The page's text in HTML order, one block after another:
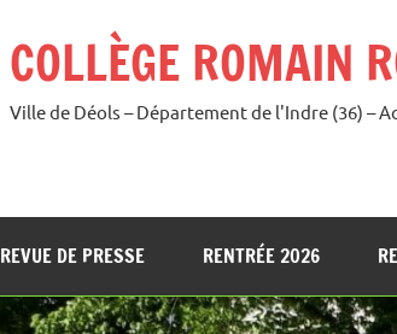
COLLÈGE ROMAIN
Ville de Déols – Département de l'Indre (36) –
REVUE DE PRESSE RENTRÉE 2026